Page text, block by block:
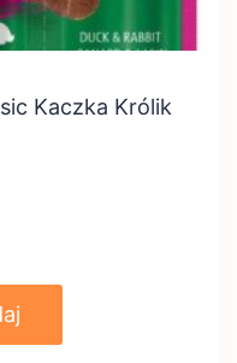
Kaczka Królik